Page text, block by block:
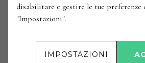
Italia / Liguria / Golfo del
ANNATE
Dosaggio Zero
disabilitare e gestire le tue preferenze
"Impostazioni".
IMPOSTAZIONI